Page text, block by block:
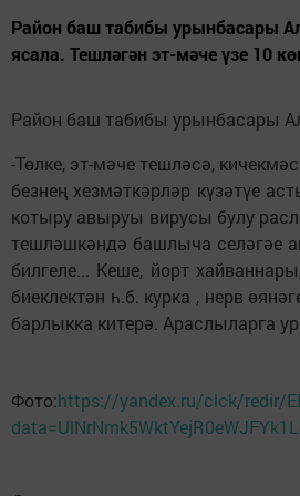
Район баш табибы урынбасары
ясала. Тешләгән эт-мәче үзе 10
Район баш табибы урынбасары
-Төлке, эт-мәче тешләсә,
безнең хезмәткәрләр күзәтүе
котыру авыруы вирусы булу
тешләшкәндә башлыча селәгәе
билгеле... Кеше, йорт
биеклектән һ.б. курка , нерв
барлыкка китерә. Араслыларга
Фото:https://yandex.ru/clck/redir/